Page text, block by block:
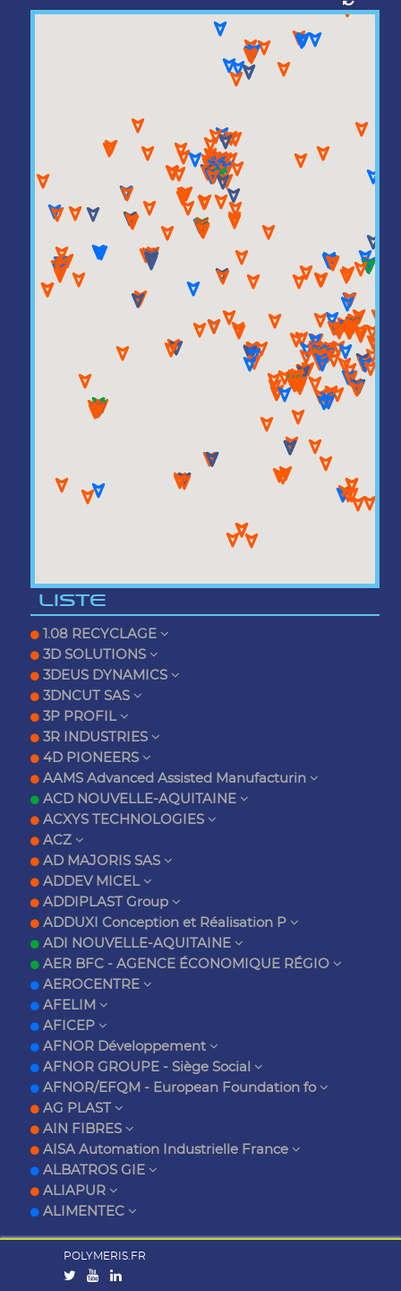
LISTE
1.08 RECYCLAGE
3D SOLUTIONS
3DEUS DYNAMICS
3DNCUT SAS
3P PROFIL
3R INDUSTRIES
4D PIONEERS
AAMS Advanced Assisted Manufacturin
ACD NOUVELLE-AQUITAINE
ACXYS TECHNOLOGIES
ACZ
AD MAJORIS SAS
ADDEV MICEL
ADDIPLAST Group
ADDUXI Conception et Réalisation P
ADI NOUVELLE-AQUITAINE
AER BFC - AGENCE ÉCONOMIQUE RÉGIO
AEROCENTRE
AFELIM
AFICEP
AFNOR Développement
AFNOR GROUPE - Siège Social
AFNOR/EFQM - European Foundation fo
AG PLAST
AIN FIBRES
AISA Automation Industrielle France
ALBATROS GIE
ALIAPUR
ALIMENTEC
POLYMERIS.FR